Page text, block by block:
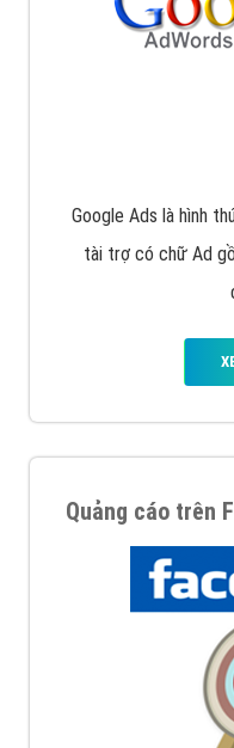
Google Ads là hình
tài trợ có chữ Ad
Quảng cáo trên